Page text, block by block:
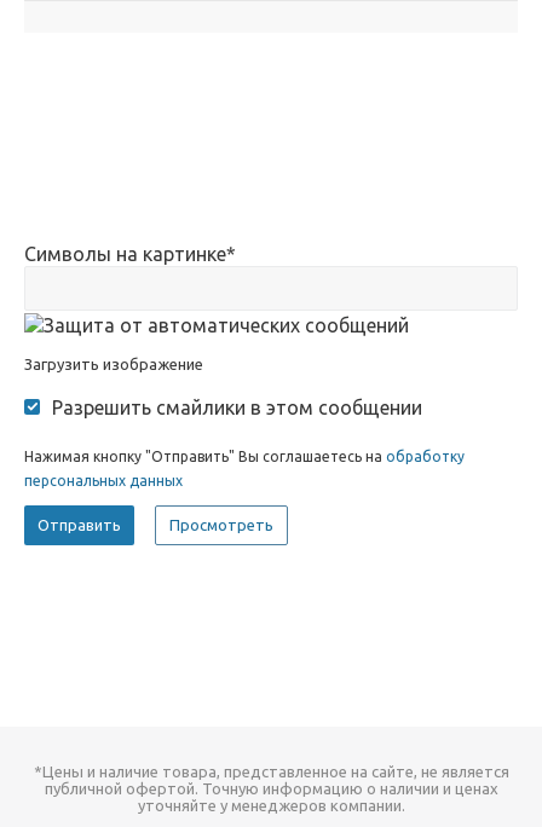
Символы на картинке*
Загрузить изображение
Разрешить смайлики в этом сообщении
Нажимая кнопку "Отправить" Вы соглашаетесь на обработку
персональных данных
*Цены и наличие товара, представленное на сайте, не является
публичной офертой. Точную информацию о наличии и ценах
уточняйте у менеджеров компании.